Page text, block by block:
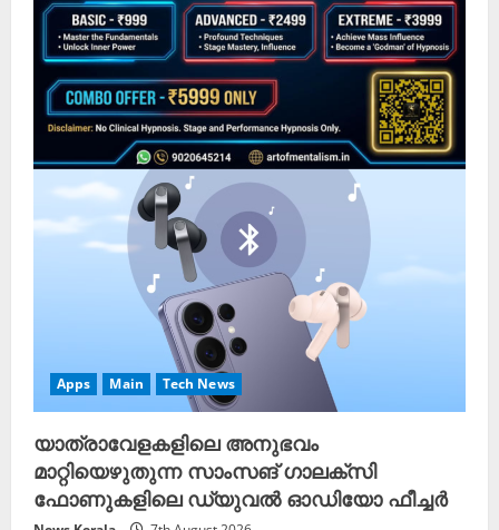
Apps Main Tech News
യാത്രാവേളകളിലെ അനുഭവം
മാറ്റിയെഴുതുന്ന സാംസങ് ഗാലക്‌സി
ഫോണുകളിലെ ഡ്യുവൽ ഓഡിയോ ഫീച്ചർ